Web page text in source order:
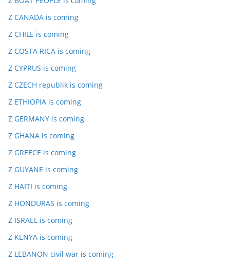
Z CANADA is coming
Z CHILE is coming
Z COSTA RICA is coming
Z CYPRUS is coming
Z CZECH republik is coming
Z ETHIOPIA is coming
Z GERMANY is coming
Z GHANA is coming
Z GREECE is coming
Z GUYANE is coming
Z HAITI is coming
Z HONDURAS is coming
Z ISRAEL is coming
Z KENYA is coming
Z LEBANON civil war is coming